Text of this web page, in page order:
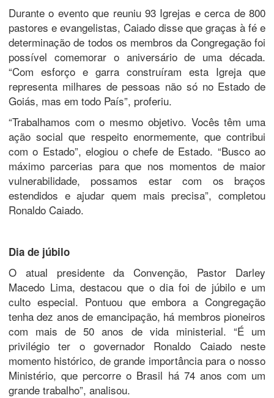
Durante o evento que reuniu 93 Igrejas e cerca de 800
pastores e evangelistas, Caiado disse que graças à fé e
determinação de todos os membros da Congregação foi
possível comemorar o aniversário de uma década.
“Com esforço e garra construíram esta Igreja que
representa milhares de pessoas não só no Estado de
Goiás, mas em todo País”, proferiu.
“Trabalhamos com o mesmo objetivo. Vocês têm uma
ação social que respeito enormemente, que contribui
com o Estado”, elogiou o chefe de Estado. “Busco ao
máximo parcerias para que nos momentos de maior
vulnerabilidade, possamos estar com os braços
estendidos e ajudar quem mais precisa”, completou
Ronaldo Caiado.
Dia de júbilo
O atual presidente da Convenção, Pastor Darley
Macedo Lima, destacou que o dia foi de júbilo e um
culto especial. Pontuou que embora a Congregação
tenha dez anos de emancipação, há membros pioneiros
com mais de 50 anos de vida ministerial. “É um
privilégio ter o governador Ronaldo Caiado neste
momento histórico, de grande importância para o nosso
Ministério, que percorre o Brasil há 74 anos com um
grande trabalho”, analisou.